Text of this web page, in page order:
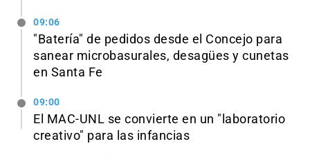
09:06
"Batería" de pedidos desde el Concejo para
sanear microbasurales, desagües y cunetas
en Santa Fe
09:00
El MAC-UNL se convierte en un "laboratorio
creativo" para las infancias